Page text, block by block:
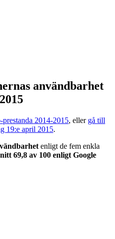
användbarhet
2014-2015, eller gå till
19:e april 2015.
enligt de fem enkla
69,8 av 100 enligt Google